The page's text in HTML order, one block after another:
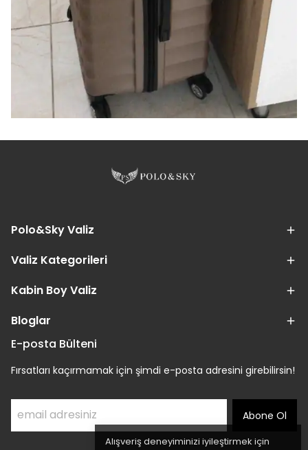
Alışveriş deneyiminizi iyileştirmek için
Polo&Sky Valiz
Valiz Kategorileri
Kabin Boy Valiz
Bloglar
E-posta Bülteni
Fırsatları kaçırmamak için şimdi e-posta adresini girebilirsin!
Abone Ol